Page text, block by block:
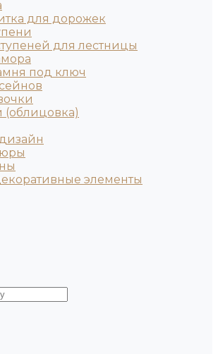
для дорожек
для лестницы
под ключ
элементы